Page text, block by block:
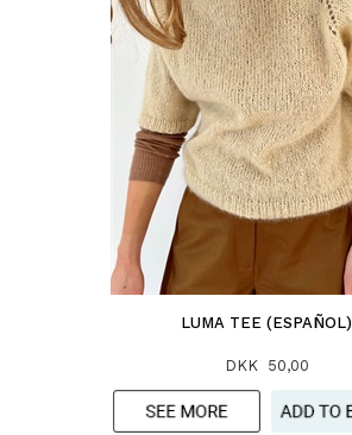
LUMA TEE (ESPAÑOL)
DKK 50,00